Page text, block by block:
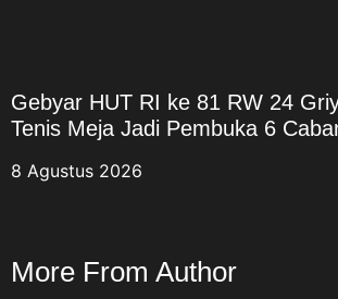
Gebyar HUT RI ke 81 RW 24
Tenis Meja Jadi Pembuka 6
8 Agustus 2026
More From Author